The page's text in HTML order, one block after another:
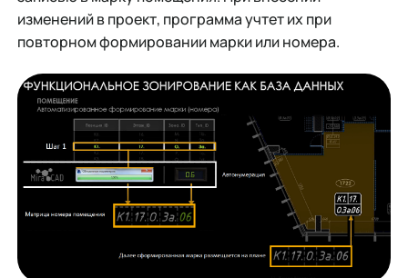
изменений в проект, программа учтет их при
повторном формировании марки или номера.